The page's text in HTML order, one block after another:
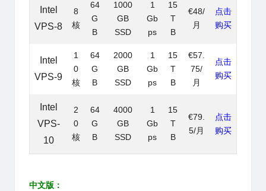
Intel
VPS-8
8
核
64
G
B
1000
GB
SSD
1
Gb
ps
15
T
B
€48/
月
点击
购买
Intel
VPS-9
1
0
核
64
G
B
2000
GB
SSD
1
Gb
ps
15
T
B
€57.
75/
月
点击
购买
Intel
VPS-
10
2
0
核
64
G
B
4000
GB
SSD
1
Gb
ps
15
T
B
€79.
5/月
点击
购买
中文版：